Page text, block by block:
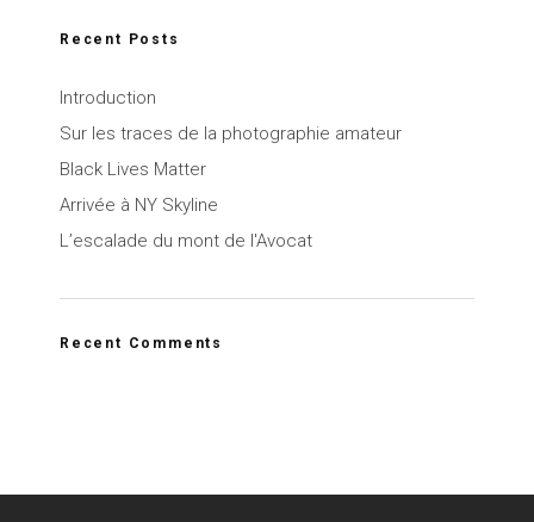
Recent Posts
Introduction
Sur les traces de la photographie amateur
Black Lives Matter
Arrivée à NY Skyline
L’escalade du mont de l'Avocat
Recent Comments